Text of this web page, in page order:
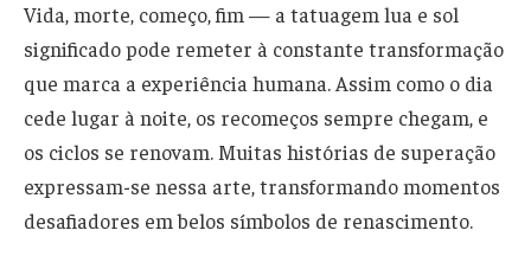
Vida, morte, começo, fim — a tatuagem lua e sol
significado pode remeter à constante transformação
que marca a experiência humana. Assim como o dia
cede lugar à noite, os recomeços sempre chegam, e
os ciclos se renovam. Muitas histórias de superação
expressam-se nessa arte, transformando momentos
desafiadores em belos símbolos de renascimento.